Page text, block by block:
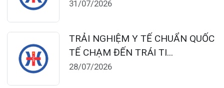
124 Nguyễn Đức Cảnh, Cát Dài Q Lê
Chân, Hải Phòng
0225-3955 888
0225-3951 115
dakhoaquocte.hih@gmail.com